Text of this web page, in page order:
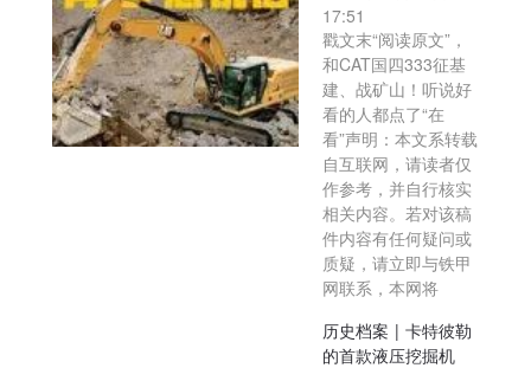
17:51
戳文末“阅读原文”，
和CAT国四333征基
建、战矿山！听说好
看的人都点了“在
看”声明：本文系转载
自互联网，请读者仅
作参考，并自行核实
相关内容。若对该稿
件内容有任何疑问或
质疑，请立即与铁甲
网联系，本网将
历史档案 | 卡特彼勒
的首款液压挖掘机